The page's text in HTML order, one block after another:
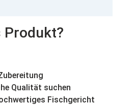
Produkt?
Qualität suchen
Fischgericht